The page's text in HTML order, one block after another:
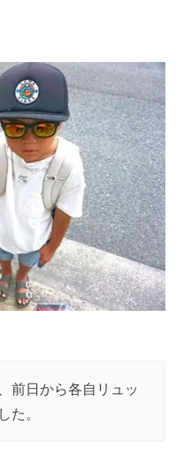
前日から各自リュッ
。